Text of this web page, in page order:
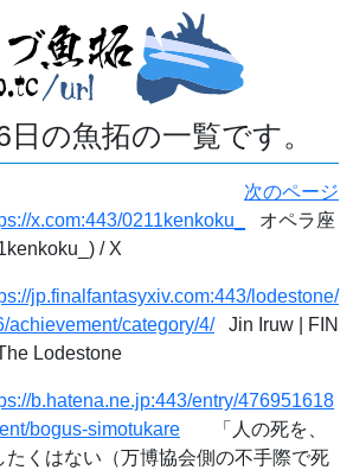
の魚拓の一覧です。
次のページ
x.com:443/0211kenkoku_
オペラ座
/ X
jp.finalfantasyxiv.com:443/lodestone/
achievement/category/4/Jin Iruw | FIN
Lodestone
b.hatena.ne.jp:443/entry/476951618
bogus-simotukare 「人の死を、
たくはない（万博協会側の不手際で死